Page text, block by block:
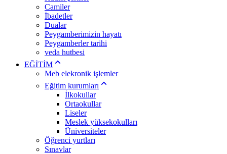
Camiler
İbadetler
Dualar
Peygamberimizin hayatı
Peygamberler tarihi
veda hutbesi
EĞİTİM
Meb elekronik işlemler
Eğitim kurumları
İlkokullar
Ortaokullar
Liseler
Meslek yüksekokulları
Üniversiteler
Öğrenci yurtları
Sınavlar